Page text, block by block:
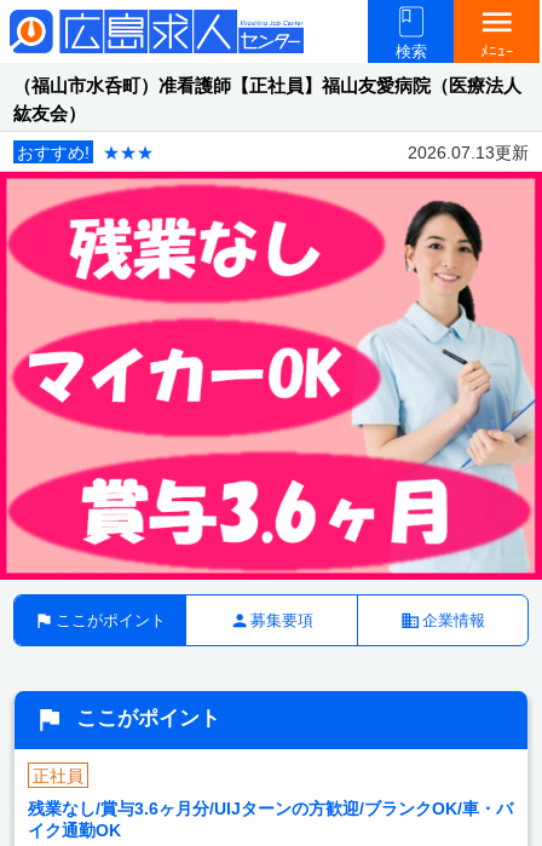
検索
menu
ﾒﾆｭｰ
（福山市水呑町）准看護師【正社員】福山友愛病院（医療法人
紘友会）
おすすめ! ★★★ 2026.07.13更新
ここがポイント 募集要項 企業情報
ここがポイント
正社員
残業なし/賞与3.6ヶ月分/UIJターンの方歓迎/ブランクOK/車・バ
イク通勤OK